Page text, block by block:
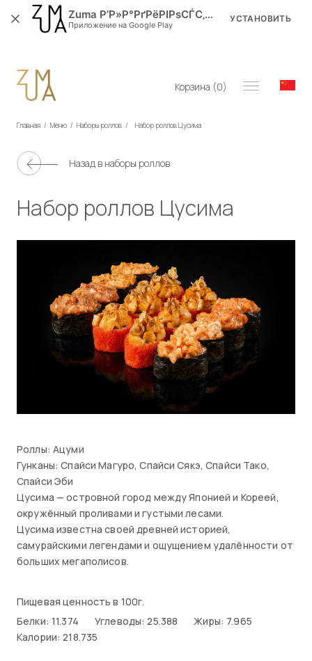
Корзина (0)
Главная / Меню / Наборы роллов / Набор роллов Цусима
Назад в наборы роллов
Набор роллов Цусима
Роллы: Ацуми
Гунканы: Спайси Магуро, Спайси Сякэ, Спайси Тако,
Спайси Эби
Цусима — островной город между Японией и Кореей,
окружённый проливами и густыми лесами.
Цусима известна своей древней историей,
самурайскими легендами и ощущением удалённости от
больших мегаполисов.
Пищевая ценность в 100г.
Белки: 11.374
Углеводы: 25.388
Жиры: 7.965
Калории: 218.735
Zuma Р’Р»Р°РґРёРІРѕСЃС‚РѕРє
Приложение на Google Play
УСТАНОВИТЬ